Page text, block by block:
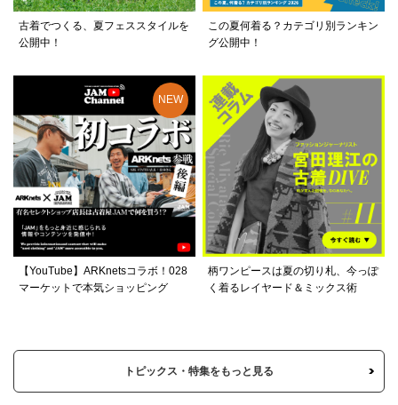
古着でつくる、夏フェススタイルを
公開中！
この夏何着る？カテゴリ別ランキン
グ公開中！
【YouTube】ARKnetsコラボ！028
マーケットで本気ショッピング
柄ワンピースは夏の切り札、今っぽ
く着るレイヤード＆ミックス術
トピックス・特集をもっと見る